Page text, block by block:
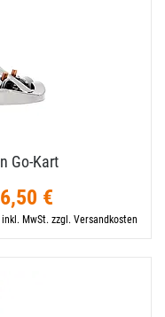
Go-​Kart
€
inkl. MwSt. zzgl. Versandkosten